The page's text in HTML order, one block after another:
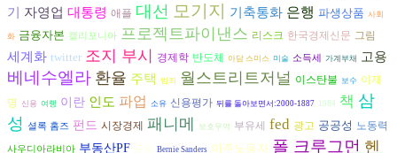
기
자영업 대통령 애플 대선 모기지 기축통화 은행 파생상품 사회
화 금융자본 캘리포니아 프로젝트파이낸스 리스크 한국경제신문 그림
세계화 twitter 조지 부시 경제학 반도체 아담 스미스 미술 소득세 가계부채 고용
베네수엘라 환율 주택 범죄 월스트리트저널 이스탄불 보수 이재
명 신용 여행 이란 인도 파업 소유 신용평가 뒤를 돌아보면서:2000-1887 1984 책 삼
성 셜록 홈즈 펀드 시장경제 패니메 보호무역 부유세 fed 광고 공공성 노동력
사우디아라비아 부동산PF 공익 Bernie Sanders 이주노동자 폴 크루그먼 헨